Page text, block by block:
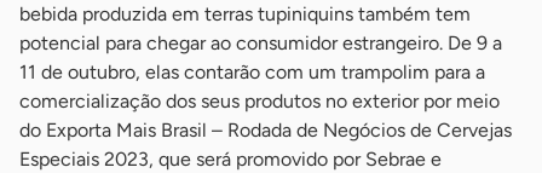
bebida produzida em terras tupiniquins também tem
potencial para chegar ao consumidor estrangeiro. De 9 a
11 de outubro, elas contarão com um trampolim para a
comercialização dos seus produtos no exterior por meio
do Exporta Mais Brasil – Rodada de Negócios de Cervejas
Especiais 2023, que será promovido por Sebrae e